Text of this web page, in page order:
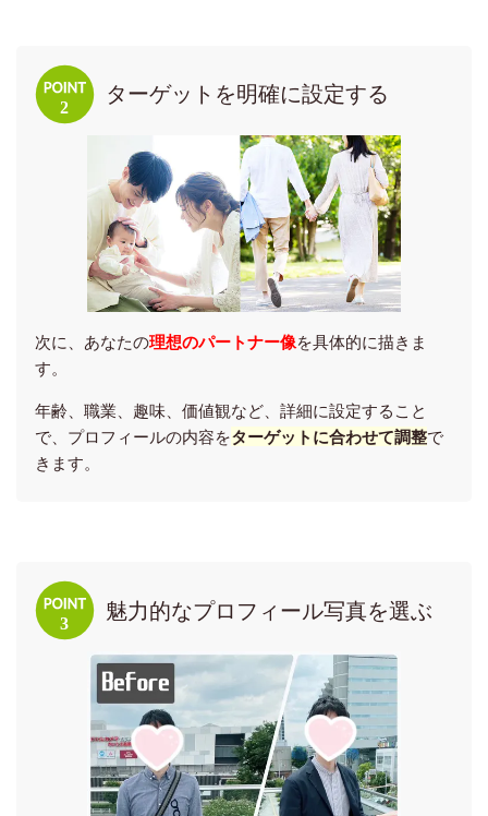
ターゲットを明確に設定する
次に、あなたの理想のパートナー像を具体的に描きま
す。
年齢、職業、趣味、価値観など、詳細に設定すること
で、プロフィールの内容をターゲットに合わせて調整で
きます。
魅力的なプロフィール写真を選ぶ